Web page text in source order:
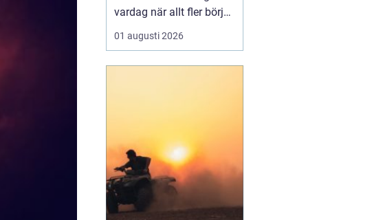
vardag när allt fler börjar
fundera på kvaliteten på
vattnet som kommer ur
hårt vat...
01 augusti 2026